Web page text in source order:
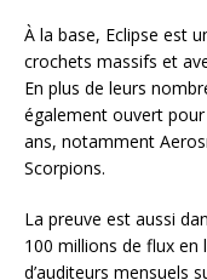
À la base, Eclipse est
crochets massifs et
En plus de leurs
également ouvert
ans, notamment
Scorpions.
La preuve est aussi
100 millions de flux
d’auditeurs mensuels